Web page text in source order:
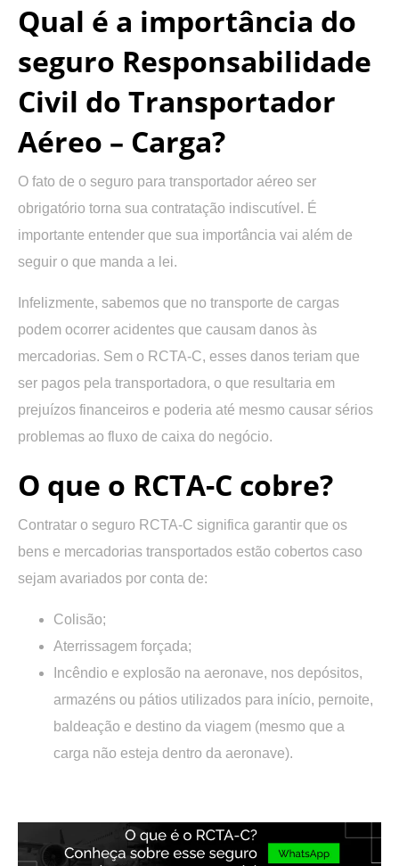
Qual é a importância do
seguro Responsabilidade
Civil do Transportador
Aéreo – Carga?
O fato de o seguro para transportador aéreo ser
obrigatório torna sua contratação indiscutível. É
importante entender que sua importância vai além de
seguir o que manda a lei.
Infelizmente, sabemos que no transporte de cargas
podem ocorrer acidentes que causam danos às
mercadorias. Sem o RCTA-C, esses danos teriam que
ser pagos pela transportadora, o que resultaria em
prejuízos financeiros e poderia até mesmo causar sérios
problemas ao fluxo de caixa do negócio.
O que o RCTA-C cobre?
Contratar o seguro RCTA-C significa garantir que os
bens e mercadorias transportados estão cobertos caso
sejam avariados por conta de:
Colisão;
Aterrissagem forçada;
Incêndio e explosão na aeronave, nos depósitos,
armazéns ou pátios utilizados para início, pernoite,
baldeação e destino da viagem (mesmo que a
carga não esteja dentro da aeronave).